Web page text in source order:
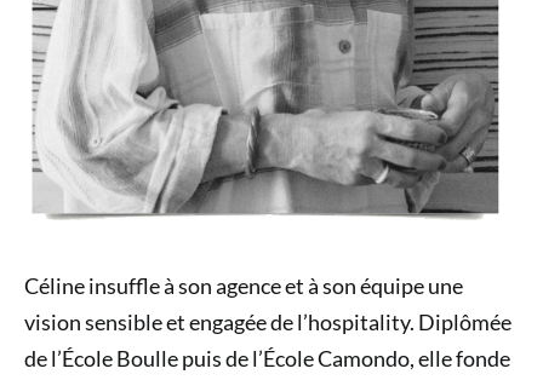
Céline insuffle à son agence et à son équipe une
vision sensible et engagée de l’hospitality. Diplômée
de l’École Boulle puis de l’École Camondo, elle fonde